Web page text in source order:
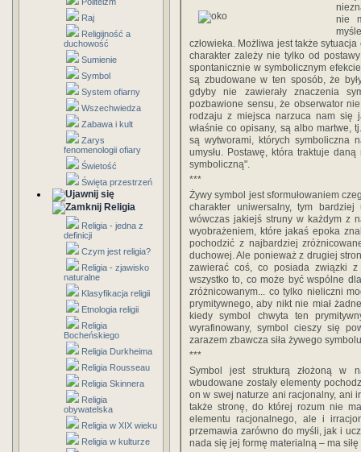
Raj
Religijność a
duchowość
Sumienie
Symbol
System ofiarny
Wszechwiedza
Zabawa i kult
Zarys
fenomenologii ofiary
Świetość
Święta przestrzeń
Religia
Religia - jedna z
definicji
Czym jest religia?
Religia - zjawisko
naturalne
Klasyfikacja religii
Etnologia religii
Religia
Bocheńskiego
Religia Durkheima
Religia Rousseau
Religia Skinnera
Religia
obywatelska
Religia w XIX wieku
Religia w kulturze
nie
człowieka. Możliwa jest także
charakter zależy nie tylko od
spontanicznie w symbolicznym
są zbudowane w ten sposób, że
gdyby nie zawierały znaczenia
pozbawione sensu, że obserwator
rodzaju z miejsca narzuca nam się
właśnie co opisany, są albo martwe,
są wytworami, których symboliczna
umysłu. Postawę, która traktuje
symboliczną".
***
Żywy symbol jest sformułowaniem
charakter uniwersalny, tym
wówczas jakiejś struny w każdym z
wyobrażeniem, które jakaś epoka
pochodzić z najbardziej
duchowej. Ale ponieważ z drugiej
zawierać coś, co posiada związki
wszystko to, co może być wspólne
zróżnicowanym... co tylko nieliczni
prymitywnego, aby nikt nie miał
kiedy symbol chwyta ten
wyrafinowany, symbol cieszy się
zarazem zbawcza siła żywego
***
Symbol jest strukturą złożoną w
wbudowane zostały elementy
on w swej naturze ani racjonalny, ani
także stronę, do której rozum nie
elementu racjonalnego, ale i
przemawia zarówno do myśli, jak i
nada się jej formę materialną – ma